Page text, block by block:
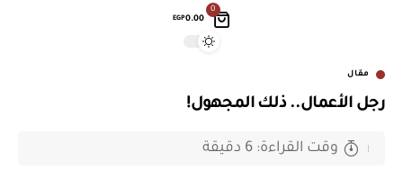
0
EGP0.00
مقال
رجل الأعمال.. ذلك المجهول!
وقت القراءة: 6 دقيقة